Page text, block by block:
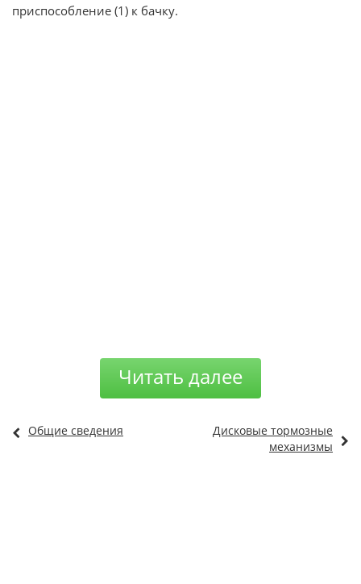
приспособление (1) к бачку.
Читать далее
Общие сведения
Дисковые тормозные
механизмы